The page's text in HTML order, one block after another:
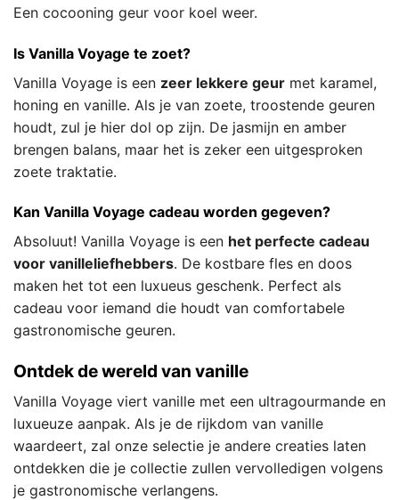
Een cocooning geur voor koel weer.
Is Vanilla Voyage te zoet?
Vanilla Voyage is een zeer lekkere geur met karamel,
honing en vanille. Als je van zoete, troostende geuren
houdt, zul je hier dol op zijn. De jasmijn en amber
brengen balans, maar het is zeker een uitgesproken
zoete traktatie.
Kan Vanilla Voyage cadeau worden gegeven?
Absoluut! Vanilla Voyage is een het perfecte cadeau
voor vanilleliefhebbers. De kostbare fles en doos
maken het tot een luxueus geschenk. Perfect als
cadeau voor iemand die houdt van comfortabele
gastronomische geuren.
Ontdek de wereld van vanille
Vanilla Voyage viert vanille met een ultragourmande en
luxueuze aanpak. Als je de rijkdom van vanille
waardeert, zal onze selectie je andere creaties laten
ontdekken die je collectie zullen vervolledigen volgens
je gastronomische verlangens.